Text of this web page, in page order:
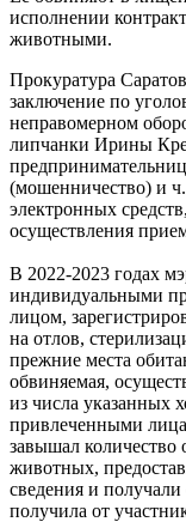
исполнении
животными.
Прокуратура
заключение по
неправомерном
липчанки Ирины
(мошенничество) и
электронных
осуществления
В 2022-2023 годах
индивидуальными
лицом,
на отлов,
прежние места
обвиняемая,
из числа указанных
привлеченными
завышал количество
животных,
сведения и
получила от